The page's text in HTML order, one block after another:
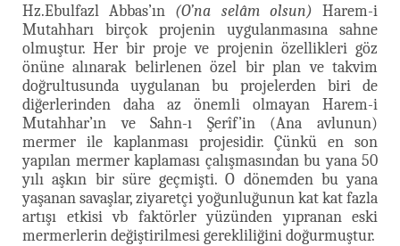
Hz.Ebulfazl Abbas’ın (O’na selâm olsun) Harem-i
Mutahharı birçok projenin uygulanmasına sahne
olmuştur. Her bir proje ve projenin özellikleri göz
önüne alınarak belirlenen özel bir plan ve takvim
doğrultusunda uygulanan bu projelerden biri de
diğerlerinden daha az önemli olmayan Harem-i
Mutahhar’ın ve Sahn-ı Şerîf’in (Ana avlunun)
mermer ile kaplanması projesidir. Çünkü en son
yapılan mermer kaplaması çalışmasından bu yana 50
yılı aşkın bir süre geçmişti. O dönemden bu yana
yaşanan savaşlar, ziyaretçi yoğunluğunun kat kat fazla
artışı etkisi vb faktörler yüzünden yıpranan eski
mermerlerin değiştirilmesi gerekliliğini doğurmuştur.